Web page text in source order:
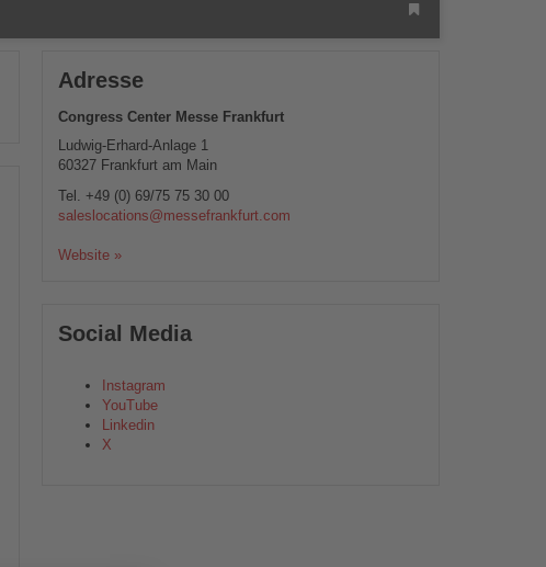
Adresse
Congress Center Messe Frankfurt
Ludwig-Erhard-Anlage 1
60327 Frankfurt am Main
Tel. +49 (0) 69/75 75 30 00
saleslocations@messefrankfurt.com
Website »
Social Media
Instagram
YouTube
Linkedin
X